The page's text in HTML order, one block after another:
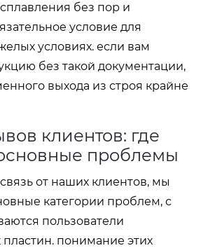
без пор и
условие для
условиях. если вам
без такой документации,
выхода из строя крайне
клиентов: где
проблемы
от наших клиентов, мы
категории проблем, с
пользователи
понимание этих